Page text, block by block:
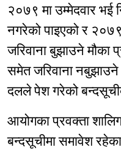
२०७९ मा उम्मेदवार भई
नगरेको पाइएको र
जरिवाना बुझाउने मौका
समेत जरिवाना
दलले पेश गरेको
आयोगका प्रवक्ता
बन्दसूचीमा समावेश